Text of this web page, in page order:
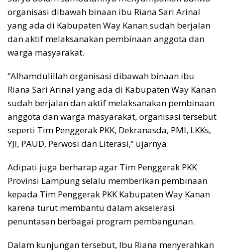
organisasi dibawah binaan ibu Riana Sari Arinal
yang ada di Kabupaten Way Kanan sudah berjalan
dan aktif melaksanakan pembinaan anggota dan
warga masyarakat.
“Alhamdulillah organisasi dibawah binaan ibu
Riana Sari Arinal yang ada di Kabupaten Way Kanan
sudah berjalan dan aktif melaksanakan pembinaan
anggota dan warga masyarakat, organisasi tersebut
seperti Tim Penggerak PKK, Dekranasda, PMI, LKKs,
YJI, PAUD, Perwosi dan Literasi,” ujarnya.
Adipati juga berharap agar Tim Penggerak PKK
Provinsi Lampung selalu memberikan pembinaan
kepada Tim Penggerak PKK Kabupaten Way Kanan
karena turut membantu dalam akselerasi
penuntasan berbagai program pembangunan.
Dalam kunjungan tersebut, Ibu Riana menyerahkan